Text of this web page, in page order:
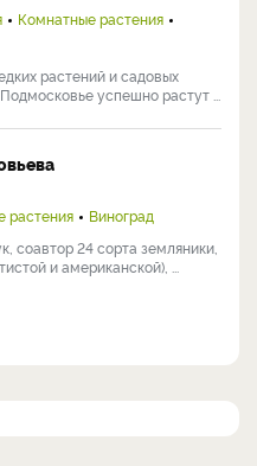
Комнатные растения
растений и садовых
успешно растут ...
растения
Виноград
соавтор 24 сорта земляники,
и американской), ...